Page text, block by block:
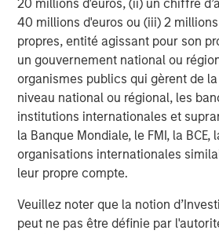
20 millions d'euros, (ii) un chiffre
40 millions d'euros ou (iii) 2
propres, entité agissant pour son
un gouvernement national ou
organismes publics qui gèrent de
niveau national ou régional, les
institutions internationales et
la Banque Mondiale, le FMI, la BCE,
organisations internationales
leur propre compte.
Veuillez noter que la notion
peut ne pas être définie par
MSIM
Vikram Raju
Managing Director